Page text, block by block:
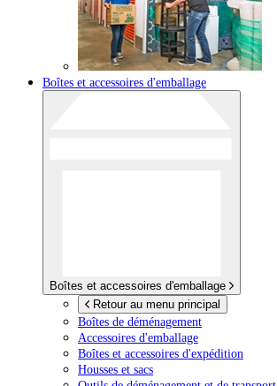
Boîtes et accessoires d'emballage
Boîtes et accessoires d'emballage
Retour au menu principal
Boîtes de déménagement
Accessoires d'emballage
Boîtes et accessoires d'expédition
Housses et sacs